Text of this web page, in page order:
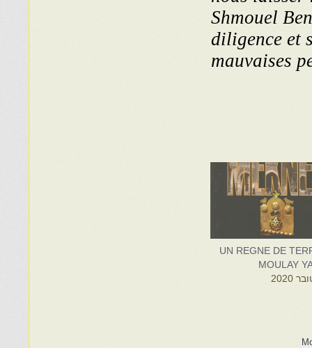
Shmouel
diligence et
mauvaises
. UN REGNE DE